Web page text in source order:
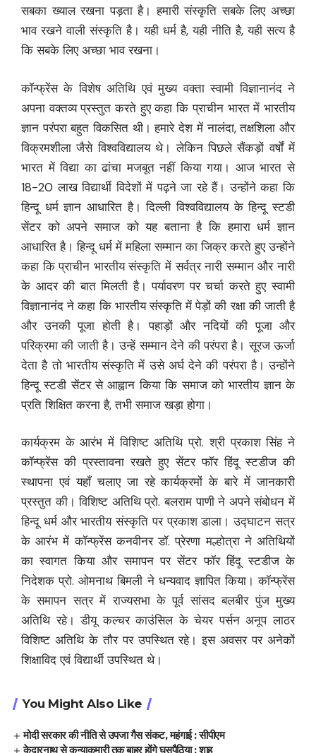
सबका ख्याल रखना पड़ता है। हमारी संस्कृति सबके लिए अच्छा
भाव रखने वाली संस्कृति है। यही धर्म है, यही नीति है, यही सत्य है
कि सबके लिए अच्छा भाव रखना।
कॉन्फ्रेंस के विशेष अतिथि एवं मुख्य वक्ता स्वामी विज्ञानानंद ने
अपना वक्तव्य प्रस्तुत करते हुए कहा कि प्राचीन भारत में भारतीय
ज्ञान परंपरा बहुत विकसित थी। हमारे देश में नालंदा, तक्षशिला और
विक्रमशीला जैसे विश्वविद्यालय थे। लेकिन पिछले सैंकड़ों वर्षों में
भारत में विद्या का ढांचा मजबूत नहीं किया गया। आज भारत से
18-20 लाख विद्यार्थी विदेशों में पढ़ने जा रहे हैं। उन्होंने कहा कि
हिन्दू धर्म ज्ञान आधारित है। दिल्ली विश्वविद्यालय के हिन्दू स्टडी
सेंटर को अपने समाज को यह बताना है कि हमारा धर्म ज्ञान
आधारित है। हिन्दू धर्म में महिला सम्मान का जिक्र करते हुए उन्होंने
कहा कि प्राचीन भारतीय संस्कृति में सर्वत्र नारी सम्मान और नारी
के आदर की बात मिलती है। पर्यावरण पर चर्चा करते हुए स्वामी
विज्ञानानंद ने कहा कि भारतीय संस्कृति में पेड़ों की रक्षा की जाती है
और उनकी पूजा होती है। पहाड़ों और नदियों की पूजा और
परिक्रमा की जाती है। उन्हें सम्मान देने की परंपरा है। सूरज ऊर्जा
देता है तो भारतीय संस्कृति में उसे अर्घ देने की परंपरा है। उन्होंने
हिन्दू स्टडी सेंटर से आह्वान किया कि समाज को भारतीय ज्ञान के
प्रति शिक्षित करना है, तभी समाज खड़ा होगा।
कार्यक्रम के आरंभ में विशिष्ट अतिथि प्रो. श्री प्रकाश सिंह ने
कॉन्फ्रेंस की प्रस्तावना रखते हुए सेंटर फॉर हिंदू स्टडीज की
स्थापना एवं यहाँ चलाए जा रहे कार्यक्रमों के बारे में जानकारी
प्रस्तुत की। विशिष्ट अतिथि प्रो. बलराम पाणी ने अपने संबोधन में
हिन्दू धर्म और भारतीय संस्कृति पर प्रकाश डाला। उद्घाटन सत्र
के आरंभ में कॉन्फ्रेंस कनवीनर डॉ. प्रेरणा मल्होत्रा ने अतिथियों
का स्वागत किया और समापन पर सेंटर फॉर हिंदू स्टडीज के
निदेशक प्रो. ओमनाथ बिमली ने धन्यवाद ज्ञापित किया। कॉन्फ्रेंस
के समापन सत्र में राज्यसभा के पूर्व सांसद बलबीर पुंज मुख्य
अतिथि रहे। डीयू कल्चर काउंसिल के चेयर पर्सन अनूप लाठर
विशिष्ट अतिथि के तौर पर उपस्थित रहे। इस अवसर पर अनेकों
शिक्षाविद एवं विद्यार्थी उपस्थित थे।
You Might Also Like
मोदी सरकार की नीति से उपजा गैस संकट, महंगाई : सीपीएम
केदारनाथ से कन्याकुमारी तक बाहर होंगे घुसपैठिया : शाह